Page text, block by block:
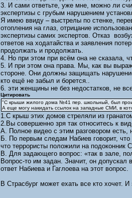
3. И сами ответьте, уже мне, можно ли
экспертизы с грубым нарушением
Я имею ввиду – выстрелы по стенке,
отопления на глаз, отрицание
экспертизы самих экспертов. Отказ
ответов на ходатайства и заявления
продолжать и продолжать.
4. Но при этом при всём она не сказала,
5. И при этом она права. Мы, как вы
стороне. Они должны защищать
кто ещё не забыл и борется..
6. эти женщины не без недостатков, не
Цитировать
"С крыши жилого дома №41 пер. школьный, был
А еще могу накидать ссылок на западные СМИ, в
1.С крыш этих домов стреляли из
2.Вы совершенно зря так относитесь к
А. Полное видео с этим разговором есть,
Б. По первым следам Набиев говорит,
что террористы положили на
В. Для задающего вопрос: «так в зале,
Вопрос-то им задан. Значит, он допускал
ответ Набиева и Гаглоева на этот вопрос.
В Страсбург может ехать все кто